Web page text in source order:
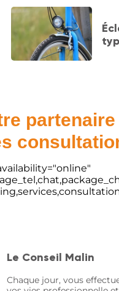
Le Conseil Malin
Chaque jour, vous